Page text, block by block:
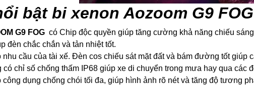
bật bi xenon Aozoom G9 FOG
G9 FOG có Chip độc quyền giúp tăng cường khả năng chiếu
đèn chắc chắn và tản nhiệt tốt.
cầu của tài xế. Đèn cos chiếu sát mặt đất và bám đường tốt giúp
có chỉ số chống thấm IP68 giúp xe di chuyển trong mưa hay qua
công dụng chống chói tối đa, giúp hình ảnh rõ nét và tăng độ tương